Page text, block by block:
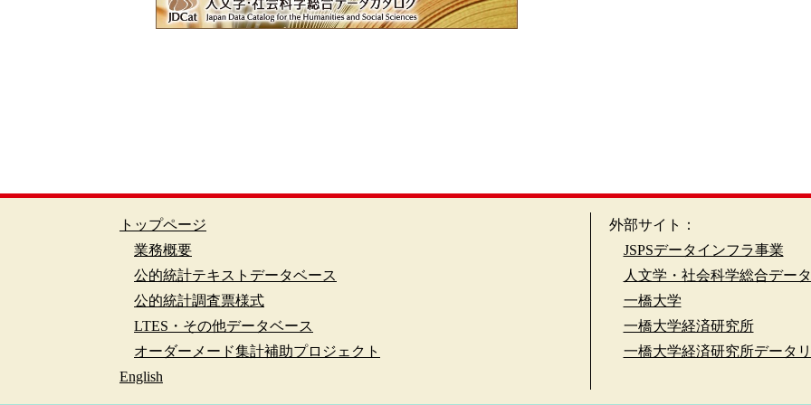
トップページ
業務概要
公的統計テキストデータベース
公的統計調査票様式
LTES・その他データベース
オーダーメード集計補助プロジェクト
English
外部サイト：
JSPSデータインフラ事業
人文学・社会科学総合デー
一橋大学
一橋大学経済研究所
一橋大学経済研究所データ